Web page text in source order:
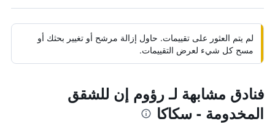
لم يتم العثور على تقييمات. حاول إزالة مرشح أو تغيير بحثك أو
مسح كل شيء لعرض التقييمات.
فنادق مشابهة لـ رؤوم إن للشقق
المخدومة - سكاكا